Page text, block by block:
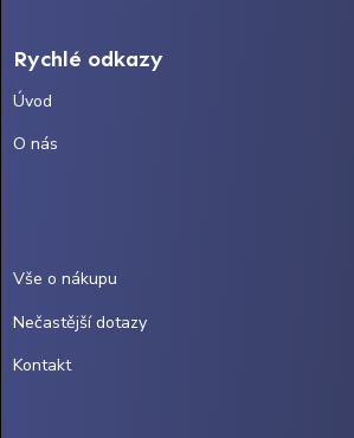
Rychlé odkazy
Úvod
O nás
Vše o nákupu
Nečastější dotazy
Kontakt